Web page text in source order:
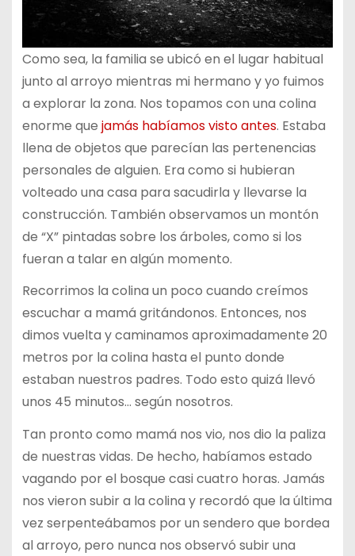
Como sea, la familia se ubicó en el lugar habitual
junto al arroyo mientras mi hermano y yo fuimos
a explorar la zona. Nos topamos con una colina
enorme que jamás habíamos visto antes. Estaba
llena de objetos que parecían las pertenencias
personales de alguien. Era como si hubieran
volteado una casa para sacudirla y llevarse la
construcción. También observamos un montón
de “X” pintadas sobre los árboles, como si los
fueran a talar en algún momento.
Recorrimos la colina un poco cuando creímos
escuchar a mamá gritándonos. Entonces, nos
dimos vuelta y caminamos aproximadamente 20
metros por la colina hasta el punto donde
estaban nuestros padres. Todo esto quizá llevó
unos 45 minutos… según nosotros.
Tan pronto como mamá nos vio, nos dio la paliza
de nuestras vidas. De hecho, habíamos estado
vagando por el bosque casi cuatro horas. Jamás
nos vieron subir a la colina y recordó que la última
vez serpenteábamos por un sendero que bordea
al arroyo, pero nunca nos observó subir una